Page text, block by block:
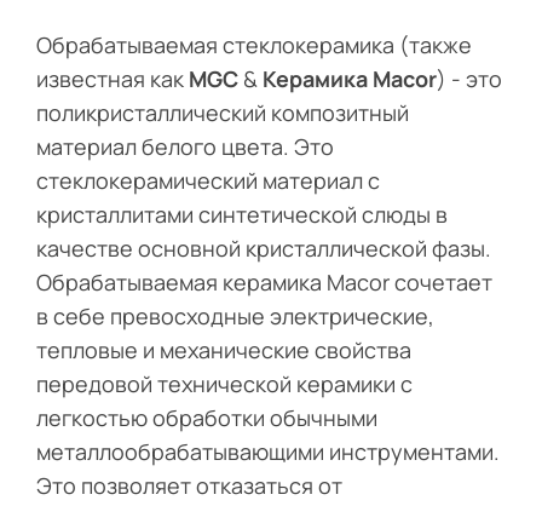
Обрабатываемая стеклокерамика (также
известная как MGC & Керамика Macor) - это
поликристаллический композитный
материал белого цвета. Это
стеклокерамический материал с
кристаллитами синтетической слюды в
качестве основной кристаллической фазы.
Обрабатываемая керамика Macor сочетает
в себе превосходные электрические,
тепловые и механические свойства
передовой технической керамики с
легкостью обработки обычными
металлообрабатывающими инструментами.
Это позволяет отказаться от